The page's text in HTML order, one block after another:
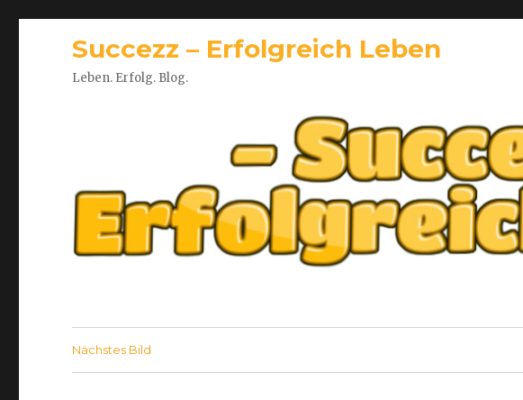
Succezz – Erfolgreich Leben
Leben. Erfolg. Blog.
Nächstes Bild